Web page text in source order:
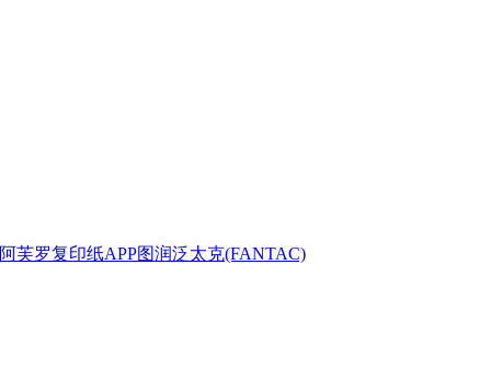
阿芙罗复印纸APP图润泛太克(FANTAC)